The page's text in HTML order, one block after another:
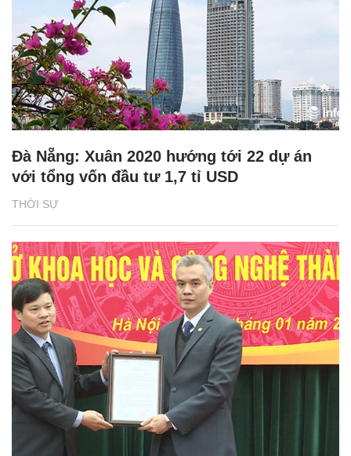
THỜI SỰ
Đà Nẵng: Xuân 2020 hướng tới 22 dự án
với tổng vốn đầu tư 1,7 tỉ USD